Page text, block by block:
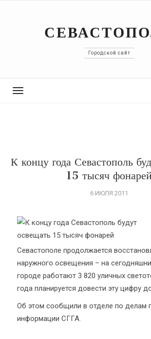
Городской сайт
Toggle
К концу года Севастополь
15 тысяч
6 ИЮЛЯ 2011
Севастополе продолжается
наружного освещения – на
городе работают 3 820 уличных
года планируется довести эту цифру
Об этом сообщили в отделе по делам
информации СГГА.